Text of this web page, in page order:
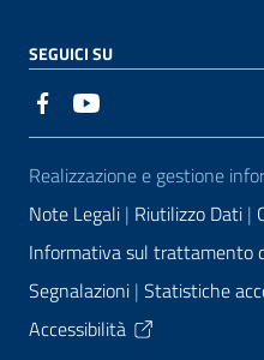
SEGUICI SU
Sezione Link
Realizzazione e gestione
Note Legali Riutilizzo Dati
Informativa sul trattamento
Segnalazioni Statistiche
Accessibilità